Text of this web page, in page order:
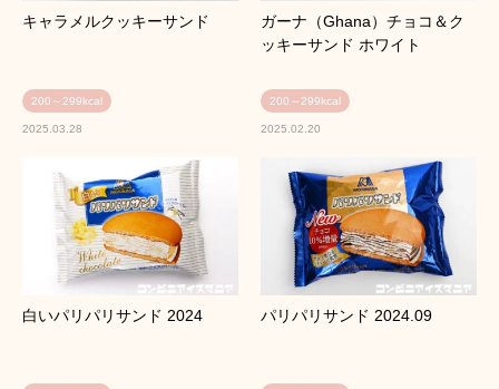
キャラメルクッキーサンド
200～299kcal
2025.03.28
ガーナ（Ghana）チョコ＆ク
ッキーサンド ホワイト
200～299kcal
2025.02.20
白いパリパリサンド 2024 パリパリサンド 2024.09